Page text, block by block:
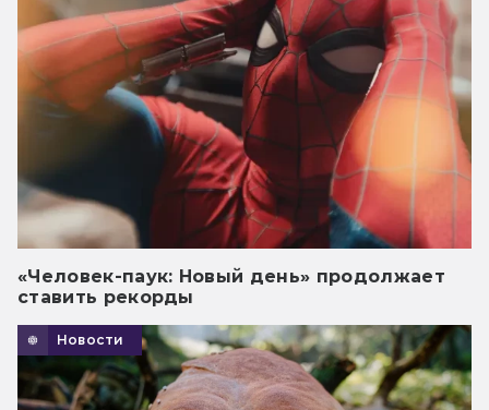
«Человек-паук: Новый день» продолжает
ставить рекорды
Новости